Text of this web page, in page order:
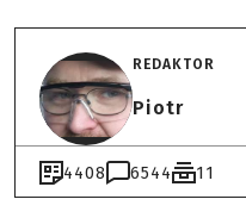
REDAKTOR
Piotr
4408 6544 11